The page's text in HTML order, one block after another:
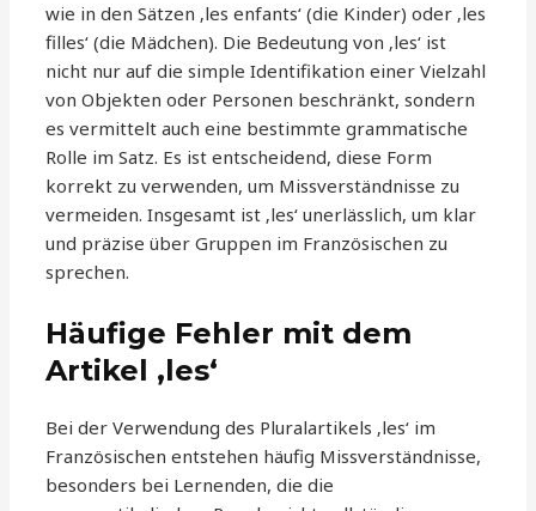
wie in den Sätzen ‚les enfants‘ (die Kinder) oder ‚les
filles‘ (die Mädchen). Die Bedeutung von ‚les‘ ist
nicht nur auf die simple Identifikation einer Vielzahl
von Objekten oder Personen beschränkt, sondern
es vermittelt auch eine bestimmte grammatische
Rolle im Satz. Es ist entscheidend, diese Form
korrekt zu verwenden, um Missverständnisse zu
vermeiden. Insgesamt ist ‚les‘ unerlässlich, um klar
und präzise über Gruppen im Französischen zu
sprechen.
Häufige Fehler mit dem
Artikel ‚les‘
Bei der Verwendung des Pluralartikels ‚les‘ im
Französischen entstehen häufig Missverständnisse,
besonders bei Lernenden, die die